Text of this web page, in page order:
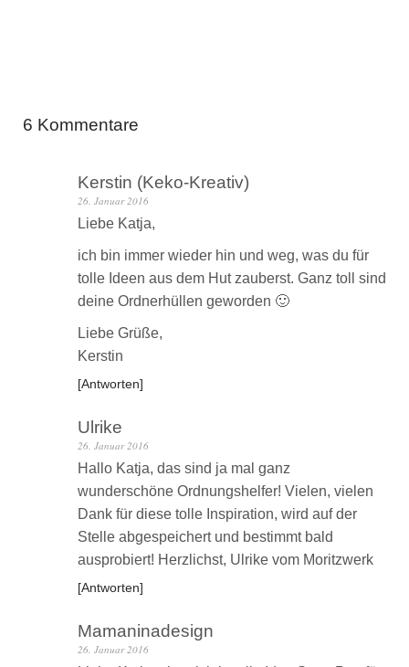
6 Kommentare
Kerstin (Keko-Kreativ)
26. Januar 2016
Liebe Katja,
ich bin immer wieder hin und weg, was du für
tolle Ideen aus dem Hut zauberst. Ganz toll sind
deine Ordnerhüllen geworden 🙂
Liebe Grüße,
Kerstin
Antworten
Ulrike
26. Januar 2016
Hallo Katja, das sind ja mal ganz
wunderschöne Ordnungshelfer! Vielen, vielen
Dank für diese tolle Inspiration, wird auf der
Stelle abgespeichert und bestimmt bald
ausprobiert! Herzlichst, Ulrike vom Moritzwerk
Antworten
Mamaninadesign
26. Januar 2016